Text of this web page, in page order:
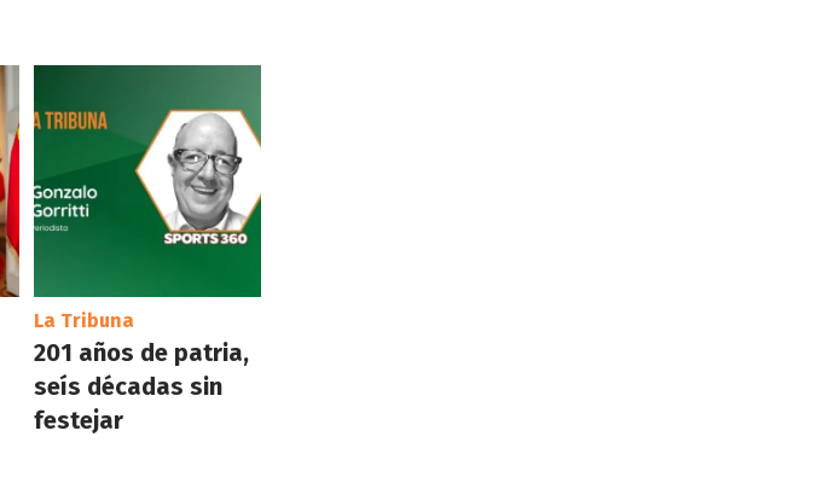
La Tribuna
201 años de patria,
seís décadas sin
festejar